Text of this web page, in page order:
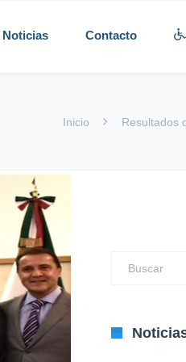
Noticias Contacto
Inicio Resultados